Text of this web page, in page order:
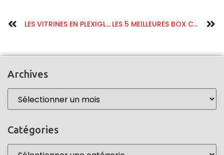
LES VITRINES EN PLEXIGLAS SUR MESURE : LA SOLUTION IDÉALE POUR EXPOSER VOS BIJOUX PRÉCIEUX LES 5 MEILLEURES BOX COLLANTS DE 2023 : QUAND MODE RIME AVEC ENGAGEMENT ENVIRONNEMENTAL
Archives
Catégories